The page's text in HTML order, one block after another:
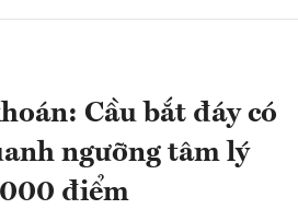
Cầu bắt đáy có
ngưỡng tâm lý
điểm